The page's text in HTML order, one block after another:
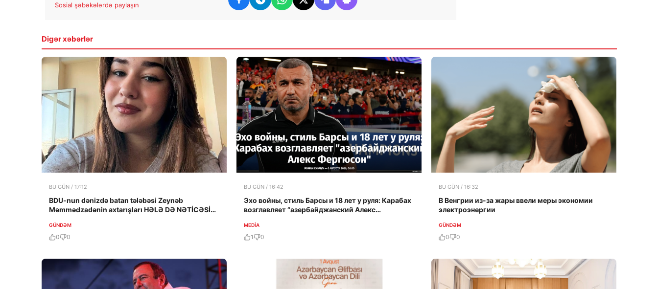
Sosial şəbəkələrdə paylaşın
Digər xəbərlər
BU GÜN / 17:12
BDU-nun dənizdə batan tələbəsi Zeynəb
Məmmədzadənin axtarışları HƏLƏ DƏ NƏTİCƏSİZ
GÜNDƏM
0 0
BU GÜN / 16:42
Эхо войны, стиль Барсы и 18 лет у руля: Карабах
возглавляет “азербайджанский Алекс
MEDİA
1 0
BU GÜN / 16:32
В Венгрии из-за жары ввели меры экономии
электроэнергии
GÜNDƏM
0 0